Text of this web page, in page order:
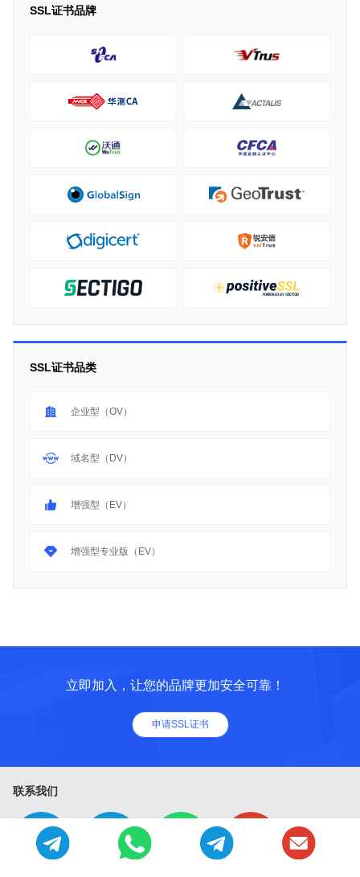
SSL证书品牌
SSL证书品类
企业型（OV）
域名型（DV）
增强型（EV）
增强型专业版（EV）
立即加入，让您的品牌更加安全可靠！
申请SSL证书
联系我们